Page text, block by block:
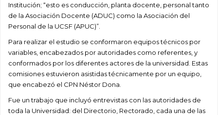
Institución; “esto es conducción, planta docente, personal tanto
de la Asociación Docente (ADUC) como la Asociación del
Personal de la UCSF (APUC)”.
Para realizar el estudio se conformaron equipos técnicos por
variables, encabezados por autoridades como referentes, y
conformados por los diferentes actores de la universidad. Estas
comisiones estuvieron asistidas técnicamente por un equipo,
que encabezó el CPN Néstor Dona.
Fue un trabajo que incluyó entrevistas con las autoridades de
toda la Universidad: del Directorio, Rectorado, cada una de las